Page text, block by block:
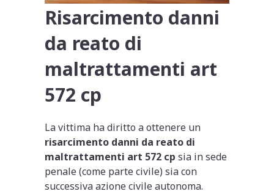
Risarcimento danni
da reato di
maltrattamenti art
572 cp
La vittima ha diritto a ottenere un
risarcimento danni da reato di
maltrattamenti art 572 cp sia in sede
penale (come parte civile) sia con
successiva azione civile autonoma.